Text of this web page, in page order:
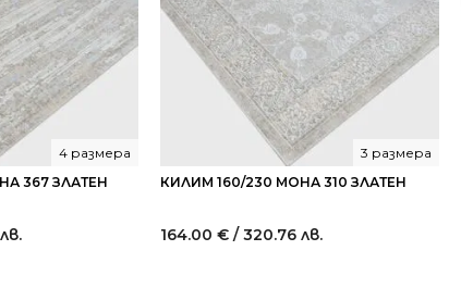
367 ЗЛАТЕН
4 размера
КИЛИМ 160/230 МОНА 310 ЗЛАТЕН
3 размера
164.00 € / 320.76 лв.